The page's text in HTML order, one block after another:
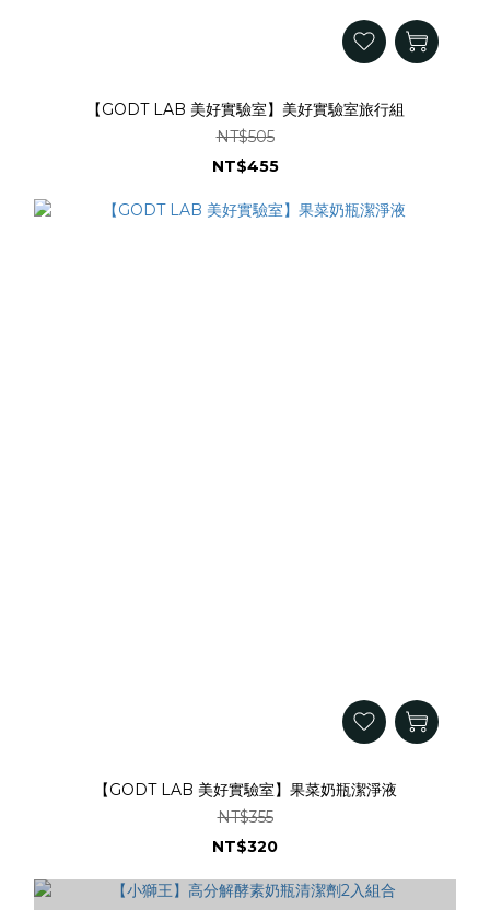
【GODT LAB 美好實驗室】美好實驗室旅行組
NT$505
NT$455
【GODT LAB 美好實驗室】果菜奶瓶潔淨液
NT$355
NT$320